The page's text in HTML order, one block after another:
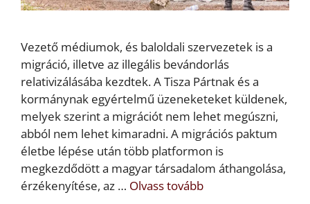
Vezető médiumok, és baloldali szervezetek is a
migráció, illetve az illegális bevándorlás
relativizálásába kezdtek. A Tisza Pártnak és a
kormánynak egyértelmű üzeneketeket küldenek,
melyek szerint a migrációt nem lehet megúszni,
abból nem lehet kimaradni. A migrációs paktum
életbe lépése után több platformon is
megkezdődött a magyar társadalom áthangolása,
érzékenyítése, az … Olvass tovább